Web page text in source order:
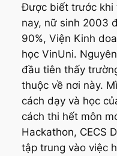
Được biết trước khi
nay, nữ sinh 2003
90%, Viện Kinh
học VinUni.
đầu tiên thấy
thuộc về nơi này.
cách dạy và học
cách thi hết môn
Hackathon, CECS
tập trung vào việc